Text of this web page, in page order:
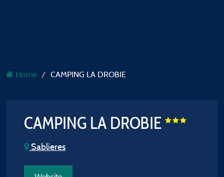
Home CAMPING LA DROBIE
CAMPING LA DROBIE
Sablieres